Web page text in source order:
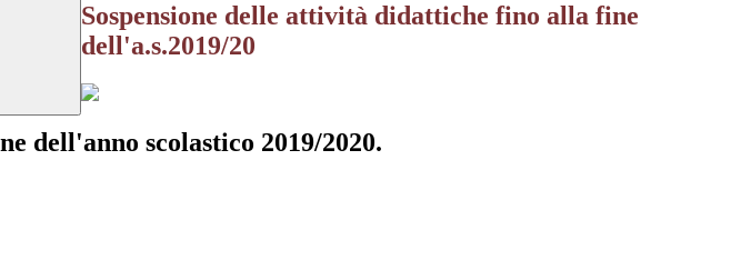
Sospensione delle attività didattiche fino alla fine
dell'a.s.2019/20
dell'anno scolastico 2019/2020.